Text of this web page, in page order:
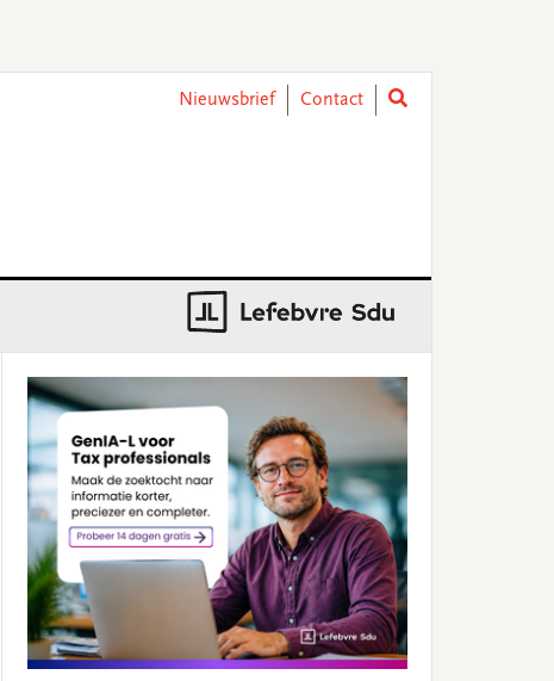
Nieuwsbrief
Contact
Sidebar